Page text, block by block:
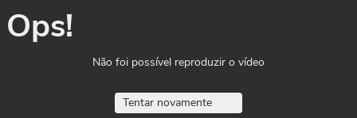
Ops!
Não foi possível reproduzir o vídeo
Tentar novamente